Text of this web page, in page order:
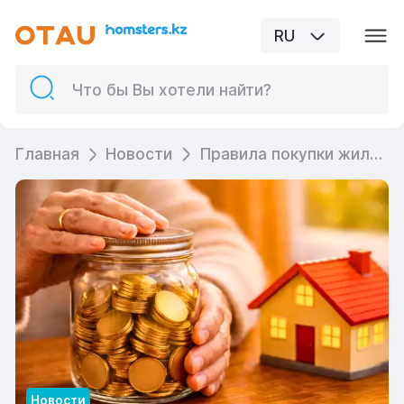
RU
Главная Новости Правила покупки жилья за счет пенсионных накоплений изменились
Новости